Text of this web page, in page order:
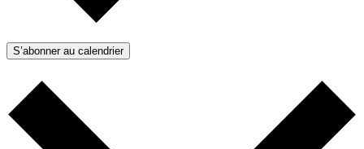
S’abonner au calendrier